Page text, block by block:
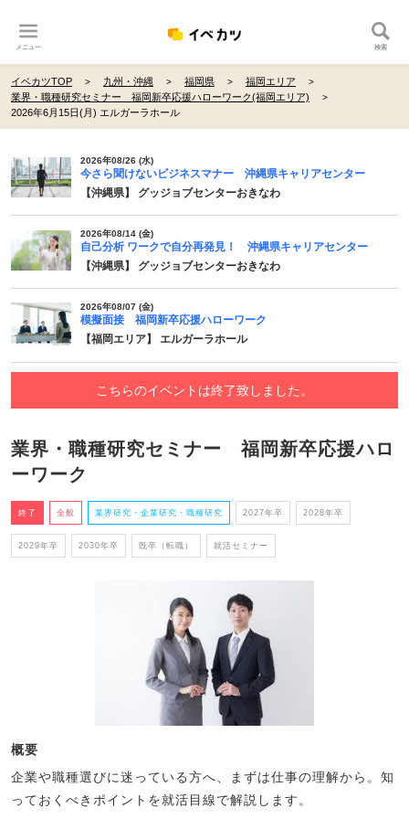
メニュー 検索
イベカツTOP 九州・沖縄 福岡県
福岡エリア
業界・職種研究セミナー 福岡新卒応援ハローワーク(福岡エリア)
2026年6月15日(月) エルガーラホール
2026年08/26 (水)
今さら聞けないビジネスマナー 沖縄県キャリアセンター
【沖縄県】 グッジョブセンターおきなわ
2026年08/14 (金)
自己分析 ワークで自分再発見！ 沖縄県キャリアセンター
【沖縄県】 グッジョブセンターおきなわ
2026年08/07 (金)
模擬面接 福岡新卒応援ハローワーク
【福岡エリア】 エルガーラホール
こちらのイベントは終了致しました。
業界・職種研究セミナー 福岡新卒応援ハロ
ーワーク
終了 全般 業界研究・企業研究・職種研究 2027年卒 2028年卒
2029年卒 2030年卒 既卒（転職） 就活セミナー
概要
企業や職種選びに迷っている方へ、まずは仕事の理解から。知
っておくべきポイントを就活目線で解説します。